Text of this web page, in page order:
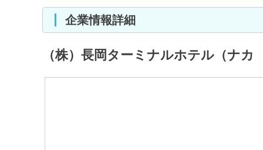
企業情報詳細
（株）長岡ターミナルホテル（ナ